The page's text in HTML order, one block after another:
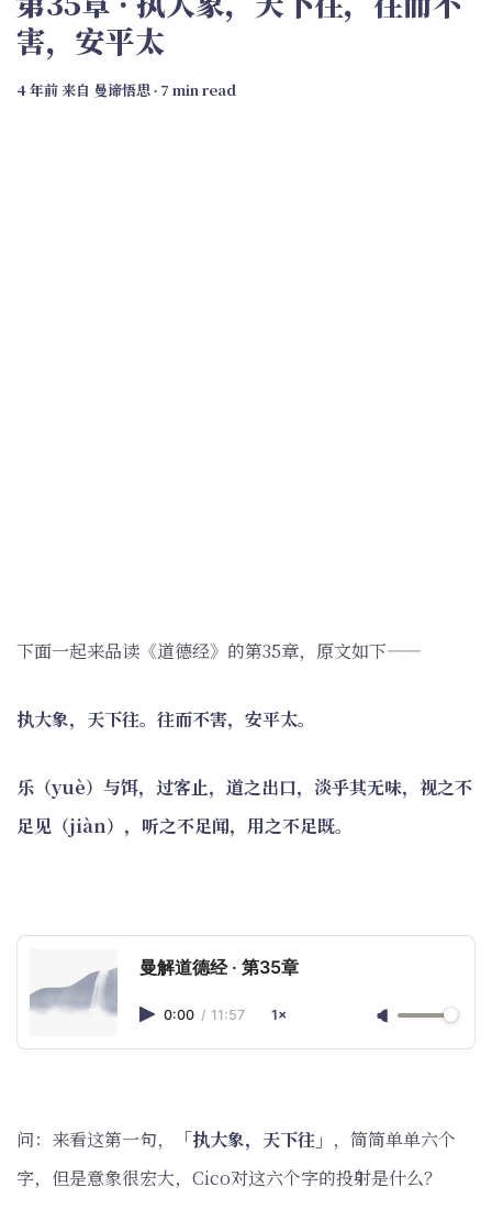
害，安平太
4 年前来自 曼谛悟思∙ 7 min read
下面一起来品读《道德经》的第35章，原文如下——
执大象，天下往。往而不害，安平太。
乐（yuè）与饵，过客止，道之出口，淡乎其无味，视之不
足见（jiàn），听之不足闻，用之不足既。
曼解道德经 · 第35章
0:00 / 11:57 1×
问：来看这第一句， 「执大象，天下往」 ，简简单单六个
字，但是意象很宏大，Cico对这六个字的投射是什么？